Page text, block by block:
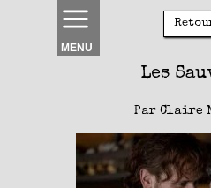
MENU
Les
Par Claire